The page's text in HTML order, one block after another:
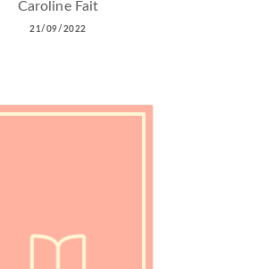
Caroline Fait
21/09/2022